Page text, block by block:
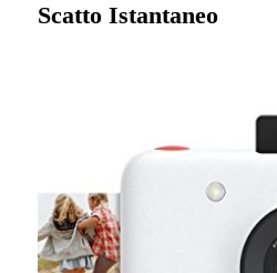
Scatto Istantaneo